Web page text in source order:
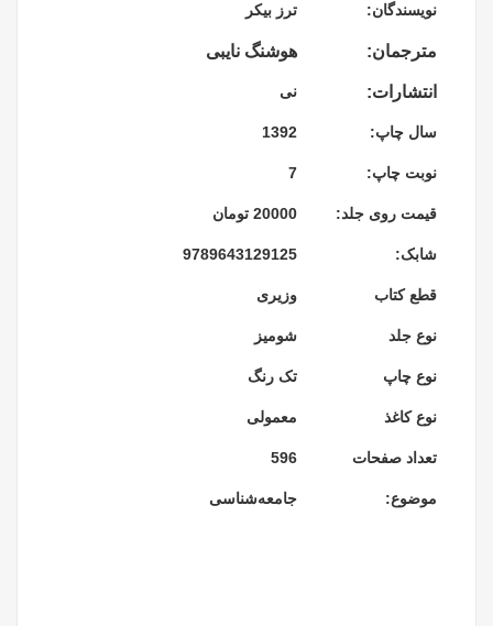
نویسندگان: ترز بیکر
مترجمان: هوشنگ نایبی
انتشارات: نی
سال چاپ: 1392
نوبت چاپ: 7
قیمت روی جلد: 20000 تومان
شابک: 9789643129125
قطع کتاب وزیری
نوع جلد شومیز
نوع چاپ تک رنگ
نوع کاغذ معمولی
تعداد صفحات 596
موضوع: جامعه‌شناسی